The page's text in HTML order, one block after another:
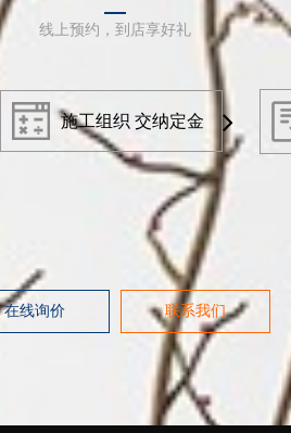
线上预约，到店享好礼
施工组织 交纳定金
在线询价 联系我们